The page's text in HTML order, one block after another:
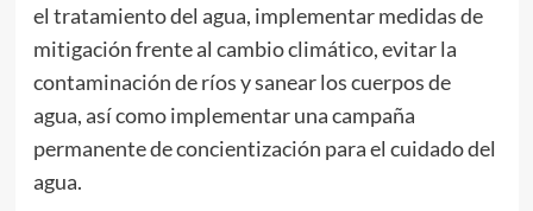
el tratamiento del agua, implementar medidas de
mitigación frente al cambio climático, evitar la
contaminación de ríos y sanear los cuerpos de
agua, así como implementar una campaña
permanente de concientización para el cuidado del
agua.